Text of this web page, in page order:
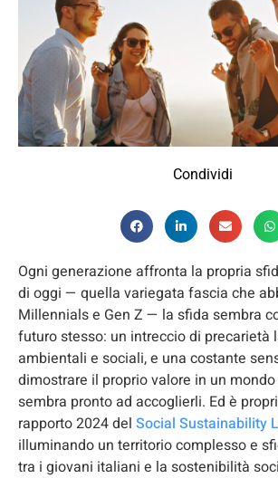
Condividi
Ogni generazione affronta la propria
di oggi — quella variegata fascia che
Millennials e Gen Z — la sfida sembra
futuro stesso: un intreccio di precarietà
ambientali e sociali, e una costante
dimostrare il proprio valore in un
sembra pronto ad accoglierli. Ed è
rapporto 2024 del Social Sustainability
illuminando un territorio complesso e
tra i giovani italiani e la sostenibilità